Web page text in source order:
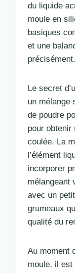
du liquide
moule en
basiques
et une
précisément.
Le secret
un mélange
de poudre
pour obtenir
coulée. La
l’élément
incorporer
mélangeant
avec un
grumeaux
qualité du
Au moment
moule, il est